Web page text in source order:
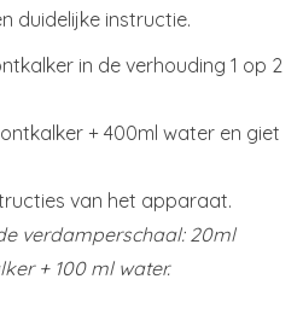
duidelijke instructie.
in de verhouding 1 op 2
+ 400ml water en giet
van het apparaat.
verdamperschaal: 20ml
+ 100 ml water.